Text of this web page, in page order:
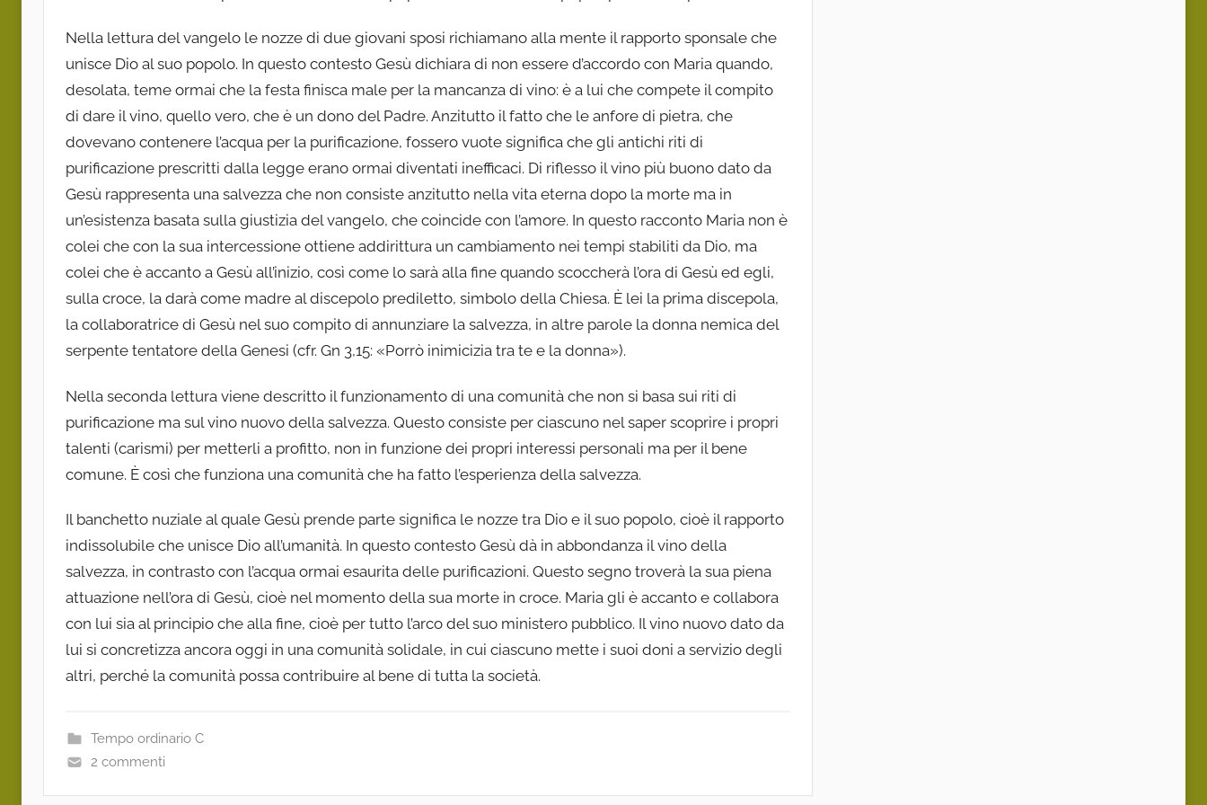
Nella lettura del vangelo le nozze di due giovani sposi richiamano alla mente il rapporto sponsale che
unisce Dio al suo popolo. In questo contesto Gesù dichiara di non essere d’accordo con Maria quando,
desolata, teme ormai che la festa finisca male per la mancanza di vino: è a lui che compete il compito
di dare il vino, quello vero, che è un dono del Padre. Anzitutto il fatto che le anfore di pietra, che
dovevano contenere l’acqua per la purificazione, fossero vuote significa che gli antichi riti di
purificazione prescritti dalla legge erano ormai diventati inefficaci. Di riflesso il vino più buono dato da
Gesù rappresenta una salvezza che non consiste anzitutto nella vita eterna dopo la morte ma in
un’esistenza basata sulla giustizia del vangelo, che coincide con l’amore. In questo racconto Maria non è
colei che con la sua intercessione ottiene addirittura un cambiamento nei tempi stabiliti da Dio, ma
colei che è accanto a Gesù all’inizio, così come lo sarà alla fine quando scoccherà l’ora di Gesù ed egli,
sulla croce, la darà come madre al discepolo prediletto, simbolo della Chiesa. È lei la prima discepola,
la collaboratrice di Gesù nel suo compito di annunziare la salvezza, in altre parole la donna nemica del
serpente tentatore della Genesi (cfr. Gn 3,15: «Porrò inimicizia tra te e la donna»).
Nella seconda lettura viene descritto il funzionamento di una comunità che non si basa sui riti di
purificazione ma sul vino nuovo della salvezza. Questo consiste per ciascuno nel saper scoprire i propri
talenti (carismi) per metterli a profitto, non in funzione dei propri interessi personali ma per il bene
comune. È così che funziona una comunità che ha fatto l’esperienza della salvezza.
Il banchetto nuziale al quale Gesù prende parte significa le nozze tra Dio e il suo popolo, cioè il rapporto
indissolubile che unisce Dio all’umanità. In questo contesto Gesù dà in abbondanza il vino della
salvezza, in contrasto con l’acqua ormai esaurita delle purificazioni. Questo segno troverà la sua piena
attuazione nell’ora di Gesù, cioè nel momento della sua morte in croce. Maria gli è accanto e collabora
con lui sia al principio che alla fine, cioè per tutto l’arco del suo ministero pubblico. Il vino nuovo dato da
lui si concretizza ancora oggi in una comunità solidale, in cui ciascuno mette i suoi doni a servizio degli
altri, perché la comunità possa contribuire al bene di tutta la società.
Tempo ordinario C
2 commenti